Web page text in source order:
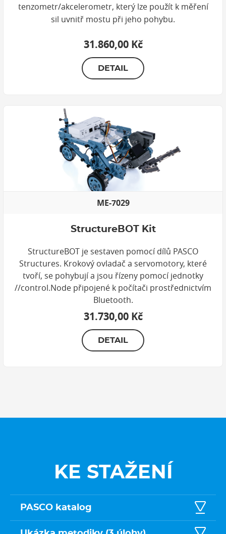
tenzometr/akcelerometr, který lze použít k měření
sil uvnitř mostu při jeho pohybu.
31.860,00 Kč
DETAIL
ME-7029
StructureBOT Kit
StructureBOT je sestaven pomocí dílů PASCO
Structures. Krokový ovladač a servomotory, které
tvoří, se pohybují a jsou řízeny pomocí jednotky
//control.Node připojené k počítači prostřednictvím
Bluetooth.
31.730,00 Kč
DETAIL
KE STAŽENÍ
PASCO katalog